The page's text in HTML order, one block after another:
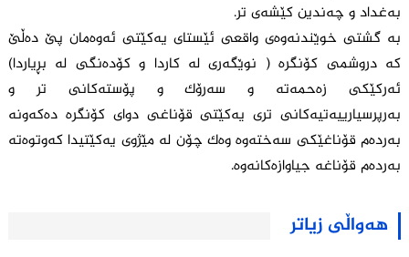
بەغداد و چەندین کێشەی تر.
بە گشتی خوێندنەوەی واقعی ئێستای یەکێتی ئەوەمان پێ دەڵێ
کە دروشمی کۆنگرە ( نوێگەری لە کاردا و کۆدەنگی لە بڕیاردا)
ئەرکێکی زەحمەتە و سەرۆک و پۆستەکانی تر و
بەرپرسیارییەتیەکانی تری یەکێتی قۆناغی دوای کۆنگرە دەکەونە
بەردەم قۆناغێکی سەختەوە وەک چۆن لە مێژوی یەکێتیدا کەوتوەتە
بەردەم قۆناغە جیاوازەکانەوە.
هەواڵی زیاتر